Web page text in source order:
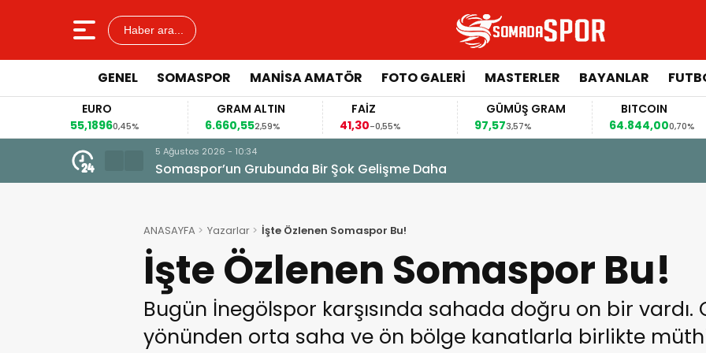
Haber ara...
GENEL SOMASPOR MANISA AMATÖR FOTO GALERI MASTERLER BAYANLAR
0,45%
GRAM ALTIN
6.660,552,59%
FAİZ
-0,55%
GÜMÜŞ GRAM
97,57 3,57%
BITCOIN
64.844,000,70%
5 Ağustos 2026 - 10:34
Somaspor’un Grubunda Bir Şok Gelişme Daha
ANASAYFA Yazarlar İşte Özlenen Somaspor Bu!
İşte Özlenen Somaspor Bu!
Bugün İnegölspor karşısında sahada doğru on bir
yönünden orta saha ve ön bölge kanatlarla birlikte